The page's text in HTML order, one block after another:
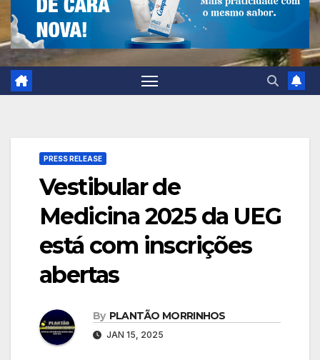
PRESS RELEASE
Vestibular de
Medicina 2025 da UEG
está com inscrições
abertas
By PLANTÃO MORRINHOS
JAN 15, 2025